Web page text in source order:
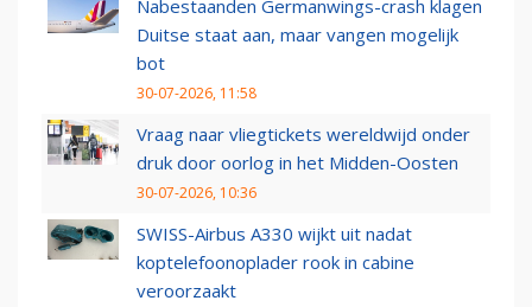
Nabestaanden Germanwings-crash klagen
Duitse staat aan, maar vangen mogelijk
bot
30-07-2026, 11:58
Vraag naar vliegtickets wereldwijd onder
druk door oorlog in het Midden-Oosten
30-07-2026, 10:36
SWISS-Airbus A330 wijkt uit nadat
koptelefoonoplader rook in cabine
veroorzaakt